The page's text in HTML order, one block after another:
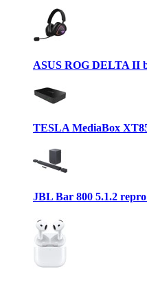
ASUS ROG DELTA II
TESLA MediaBox
JBL Bar 800 5.1.2